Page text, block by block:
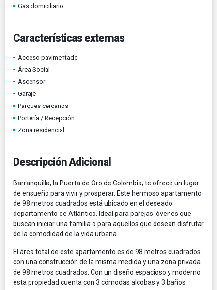
Gas domiciliario
Características externas
Acceso pavimentado
Área Social
Ascensor
Garaje
Parques cercanos
Portería / Recepción
Zona residencial
Descripción Adicional
Barranquilla, la Puerta de Oro de Colombia, te ofrece un lugar
de ensueño para vivir y prosperar. Este hermoso apartamento
de 98 metros cuadrados está ubicado en el deseado
departamento de Atlántico. Ideal para parejas jóvenes que
buscan iniciar una familia o para aquellos que desean disfrutar
de la comodidad de la vida urbana.
El área total de este apartamento es de 98 metros cuadrados,
con una construcción de la misma medida y una zona privada
de 98 metros cuadrados. Con un diseño espacioso y moderno,
esta propiedad cuenta con 3 cómodas alcobas y 3 baños